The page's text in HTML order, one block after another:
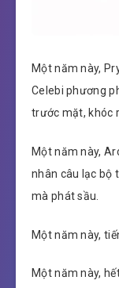
Một năm này,
Celebi phương
trước mặt, khóc
Một năm này,
nhân câu lạc bộ
mà phát sầu.
Một năm này,
Một năm này,